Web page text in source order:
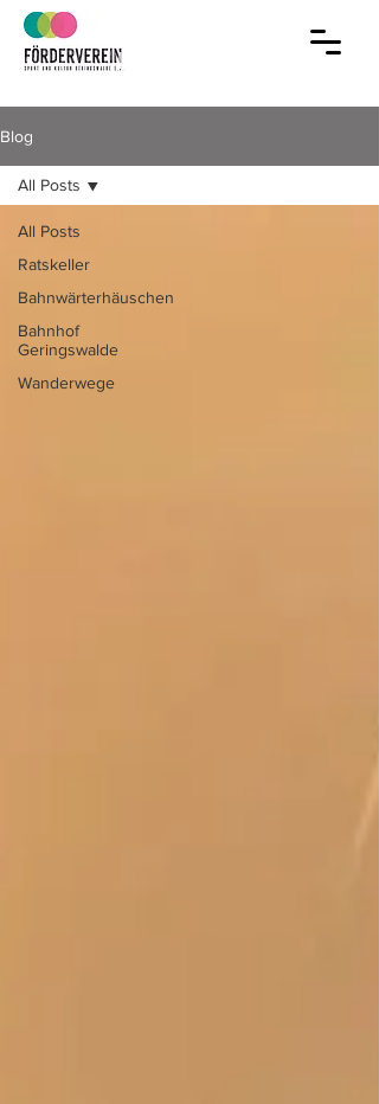
im Verein werden!
Blog
All Posts
Ratskeller
Bahnwärterhäuschen
Bahnhof
Geringswalde
Wanderwege
All Posts